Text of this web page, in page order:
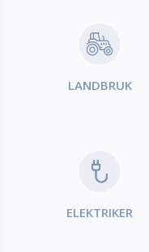
LANDBRUK
ELEKTRIKER